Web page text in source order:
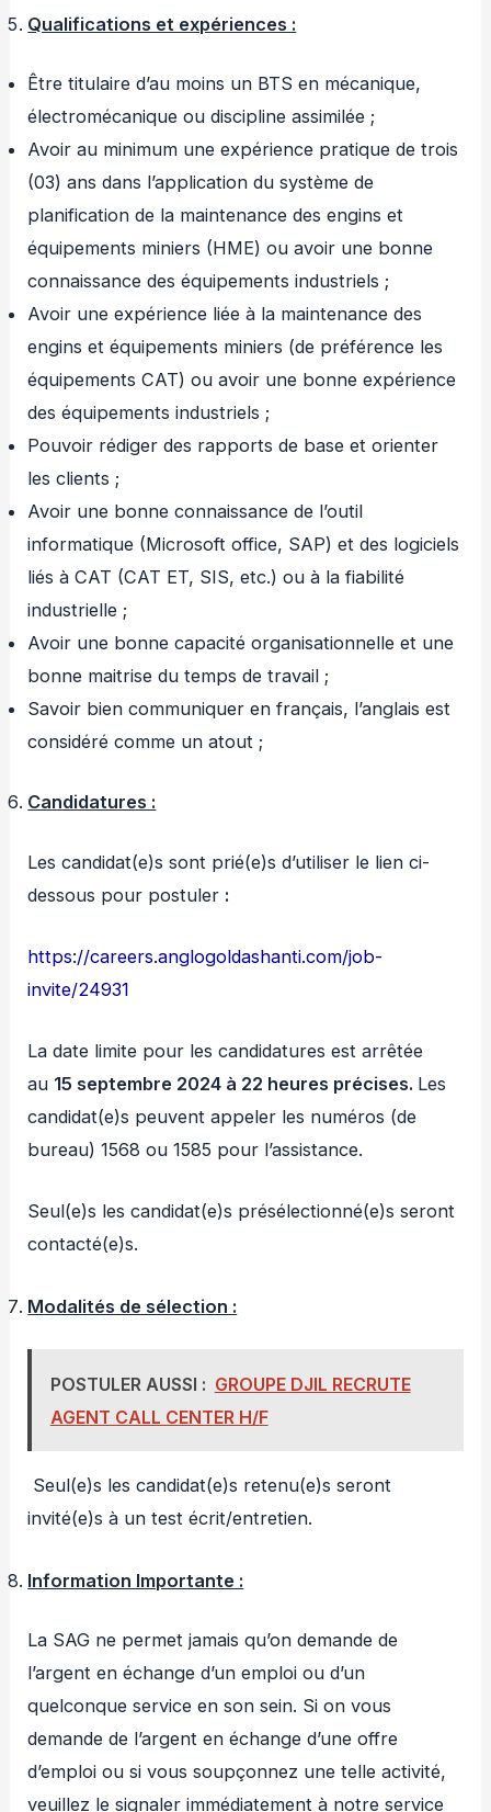
Qualifications et expériences :
Être titulaire d’au moins un BTS en mécanique,
électromécanique ou discipline assimilée ;
Avoir au minimum une expérience pratique de trois
(03) ans dans l’application du système de
planification de la maintenance des engins et
équipements miniers (HME) ou avoir une bonne
connaissance des équipements industriels ;
Avoir une expérience liée à la maintenance des
engins et équipements miniers (de préférence les
équipements CAT) ou avoir une bonne expérience
des équipements industriels ;
Pouvoir rédiger des rapports de base et orienter
les clients ;
Avoir une bonne connaissance de l’outil
informatique (Microsoft office, SAP) et des logiciels
liés à CAT (CAT ET, SIS, etc.) ou à la fiabilité
industrielle ;
Avoir une bonne capacité organisationnelle et une
bonne maitrise du temps de travail ;
Savoir bien communiquer en français, l’anglais est
considéré comme un atout ;
Candidatures :
Les candidat(e)s sont prié(e)s d’utiliser le lien ci-
dessous pour postuler :
https://careers.anglogoldashanti.com/job-
invite/24931
La date limite pour les candidatures est arrêtée
au 15 septembre 2024 à 22 heures précises. Les
candidat(e)s peuvent appeler les numéros (de
bureau) 1568 ou 1585 pour l’assistance.
Seul(e)s les candidat(e)s présélectionné(e)s seront
contacté(e)s.
Modalités de sélection :
POSTULER AUSSI : GROUPE DJIL RECRUTE
AGENT CALL CENTER H/F
Seul(e)s les candidat(e)s retenu(e)s seront
invité(e)s à un test écrit/entretien.
Information Importante :
La SAG ne permet jamais qu’on demande de
l’argent en échange d’un emploi ou d’un
quelconque service en son sein. Si on vous
demande de l’argent en échange d’une offre
d’emploi ou si vous soupçonnez une telle activité,
veuillez le signaler immédiatement à notre service